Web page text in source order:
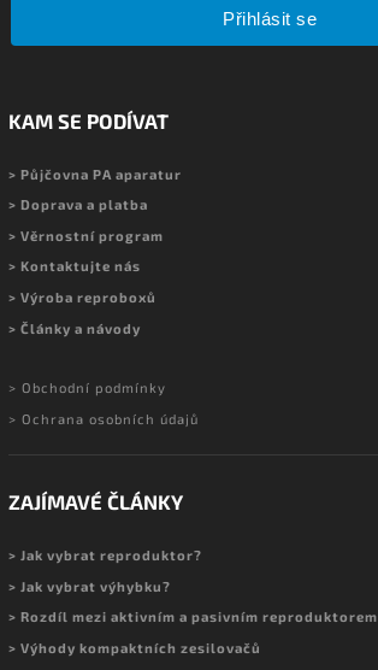
Přihlásit se
KAM SE PODÍVAT
> Půjčovna PA aparatur
> Doprava a platba
> Věrnostní program
> Kontaktujte nás
> Výroba reproboxů
> Články a návody
> Obchodní podmínky
> Ochrana osobních údajů
ZAJÍMAVÉ ČLÁNKY
> Jak vybrat reproduktor?
> Jak vybrat výhybku?
> Rozdíl mezi aktivním a pasivním reproduktorem
> Výhody kompaktních zesilovačů